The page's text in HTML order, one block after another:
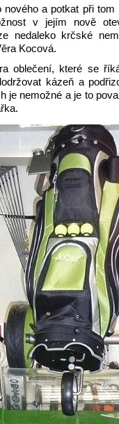
nového a potkat při tom
v jejím nově
nedaleko krčské
Kocová.
oblečení, které se
kázeň a
je nemožné a je to